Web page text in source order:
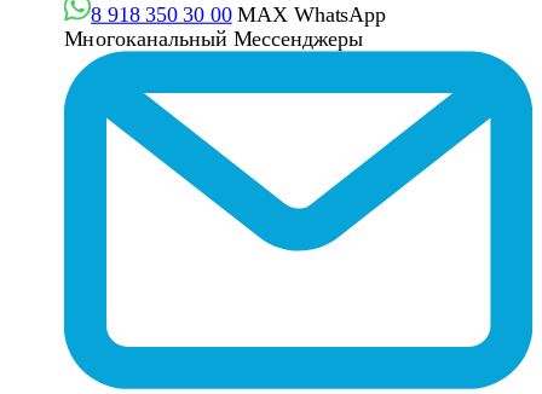
8 918 350 30 00 MAX WhatsApp
Многоканальный Мессенджеры